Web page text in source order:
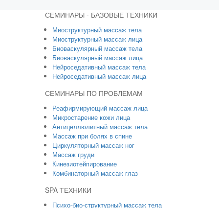
СЕМИНАРЫ - БАЗОВЫЕ ТЕХНИКИ
Миоструктурный массаж тела
Миоструктурный массаж лица
Биоваскулярный массаж тела
Биоваскулярный массаж лица
Нейроседативный массаж тела
Нейроседативный массаж лица
СЕМИНАРЫ ПО ПРОБЛЕМАМ
Реафирмирующий массаж лица
Микростарение кожи лица
Антицеллюлитный массаж тела
Массаж при болях в спине
Циркуляторный массаж ног
Массаж груди
Кинезиотейпирование
Комбинаторный массаж глаз
SPA ТЕХНИКИ
Психо-био-структурный массаж тела